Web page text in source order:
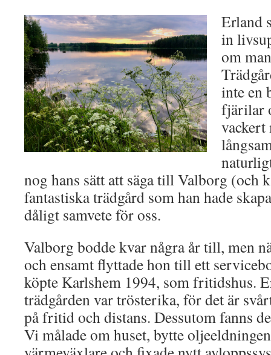
Erland
in
om
inte en
fjärilar
vackert
nog hans sätt att säga till Valborg (och
fantastiska trädgård som han hade
dåligt samvete för oss.
Valborg bodde kvar några år till, men
och ensamt flyttade hon till ett
köpte Karlshem 1994, som fritidshus.
trädgården var trösterika, för det är
på fritid och distans. Dessutom fanns
Vi målade om huset, bytte